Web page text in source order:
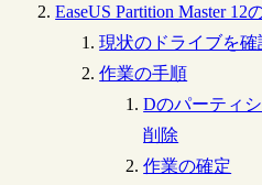
EaseUS Partition Master 12
現状のドライブを確
作業の手順
Dのパーティ
削除
作業の確定